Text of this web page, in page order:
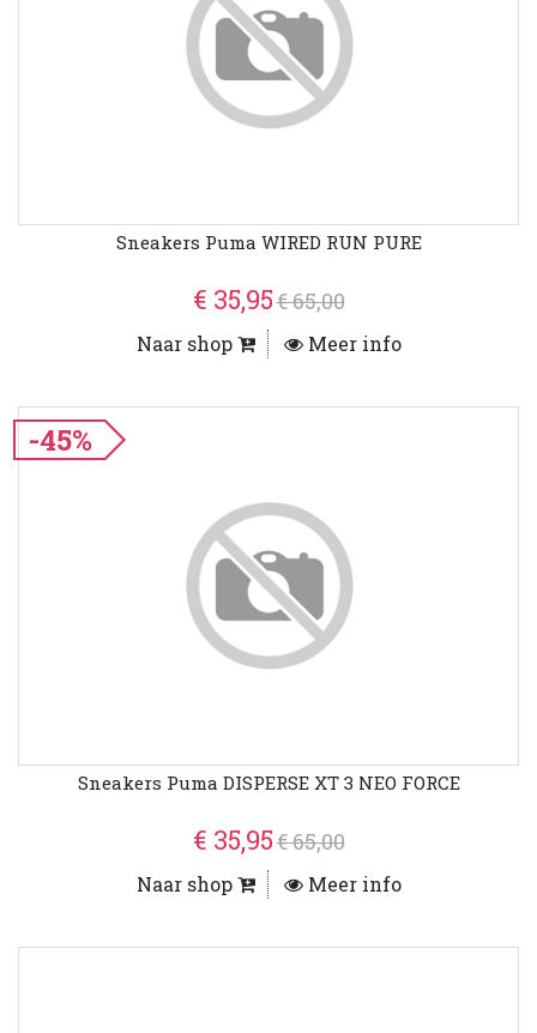
Sneakers Puma WIRED RUN PURE
€ 35,95€ 65,00
Naar shop Meer info
-45%
Sneakers Puma DISPERSE XT 3 NEO FORCE
€ 35,95€ 65,00
Naar shop Meer info